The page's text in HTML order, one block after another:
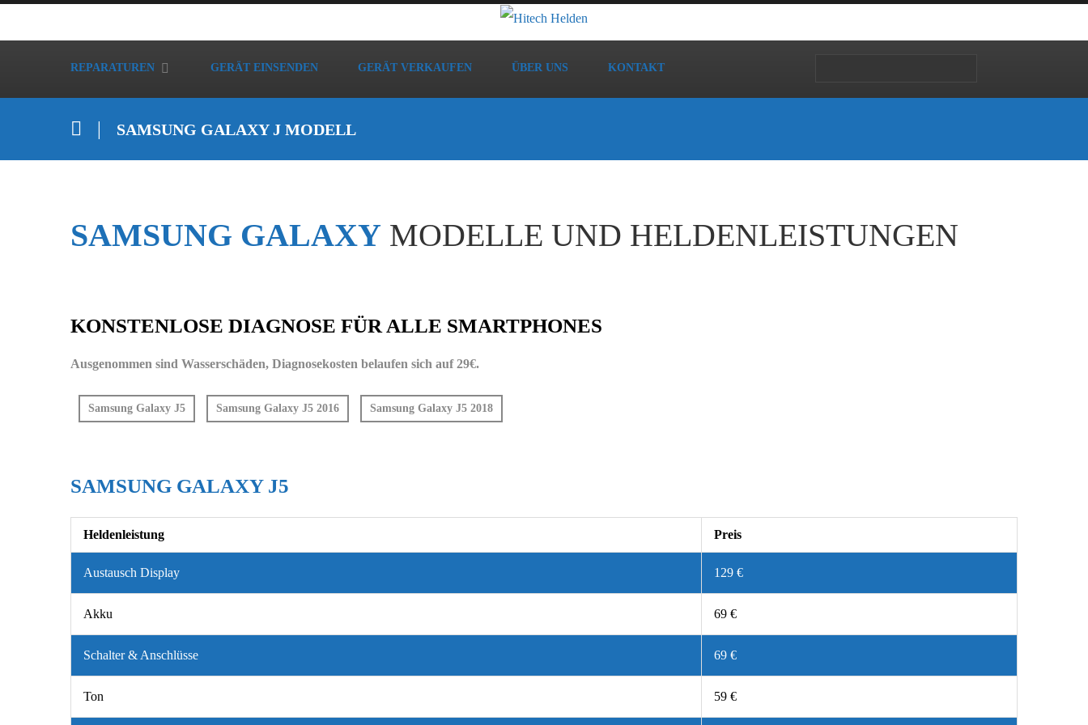
REPARATUREN GERÄT EINSENDEN GERÄT VERKAUFEN ÜBER UNS KONTAKT
SAMSUNG GALAXY J MODELL
SAMSUNG GALAXY MODELLE UND HELDENLEISTUNGEN
KONSTENLOSE DIAGNOSE FÜR ALLE SMARTPHONES
Ausgenommen sind Wasserschäden, Diagnosekosten belaufen sich auf 29€.
Samsung Galaxy J5 Samsung Galaxy J5 2016 Samsung Galaxy J5 2018
SAMSUNG GALAXY J5
Heldenleistung Preis
Austausch Display 129 €
Akku 69 €
Schalter & Anschlüsse 69 €
Ton 59 €